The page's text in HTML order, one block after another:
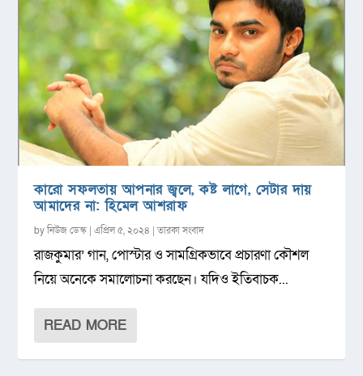
কারো সফলতায় আপনার জ্বলে, কষ্ট লাগে, সেটার দায়
আমাদের না: হিমেল আশরাফ
byনিউজ ডেস্ক |এপ্রিল ৫, ২০২৪ |তারকা সংবাদ
রাজকুমার’ গান, পোস্টার ও সামগ্রিকভাবে প্রচারণা কৌশল
নিয়ে অনেকে সমালোচনা করছেন। যদিও ইতিবাচক...
READ MORE